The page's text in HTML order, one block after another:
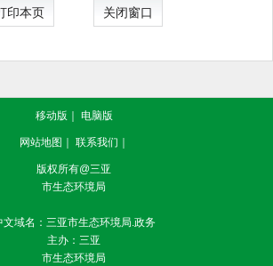
印本页 关闭窗口
移动版 电脑版
网站地图 联系我们
版权所有@三亚
市生态环境局
文域名：三亚市生态环境局.政务
主办：三亚
市生态环境局